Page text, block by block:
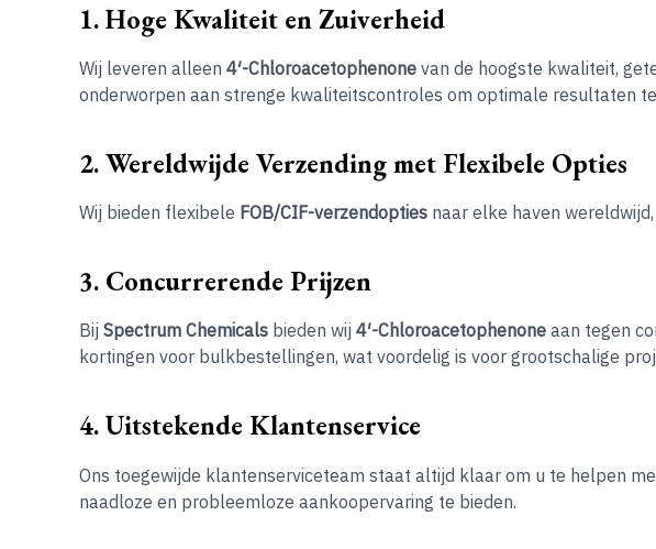
1. Hoge Kwaliteit en Zuiverheid
Wij leveren alleen 4′-Chloroacetophenone van de hoogste kwaliteit,
onderworpen aan strenge kwaliteitscontroles om optimale resultaten
2. Wereldwijde Verzending met Flexibele Opties
Wij bieden flexibele FOB/CIF-verzendopties naar elke haven
3. Concurrerende Prijzen
Bij Spectrum Chemicals bieden wij 4′-Chloroacetophenone aan tegen
kortingen voor bulkbestellingen, wat voordelig is voor grootschalige
4. Uitstekende Klantenservice
Ons toegewijde klantenserviceteam staat altijd klaar om u te helpen
naadloze en probleemloze aankoopervaring te bieden.